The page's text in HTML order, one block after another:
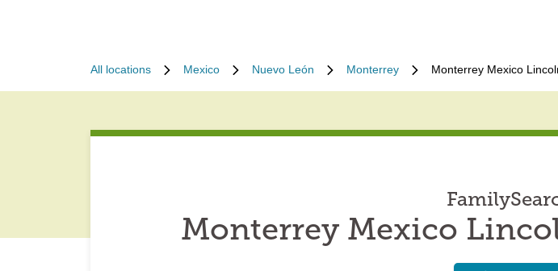
All locations Mexico Nuevo León Monterrey Monterrey Mexico
Monterrey Mexico